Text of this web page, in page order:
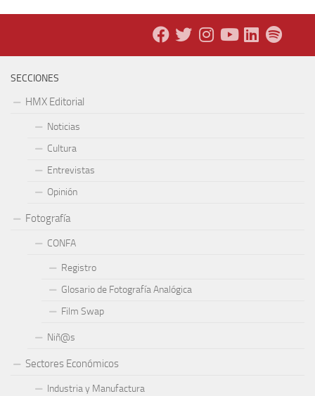
SECCIONES
HMX Editorial
Noticias
Cultura
Entrevistas
Opinión
Fotografía
CONFA
Registro
Glosario de Fotografía Analógica
Film Swap
Niñ@s
Sectores Económicos
Industria y Manufactura